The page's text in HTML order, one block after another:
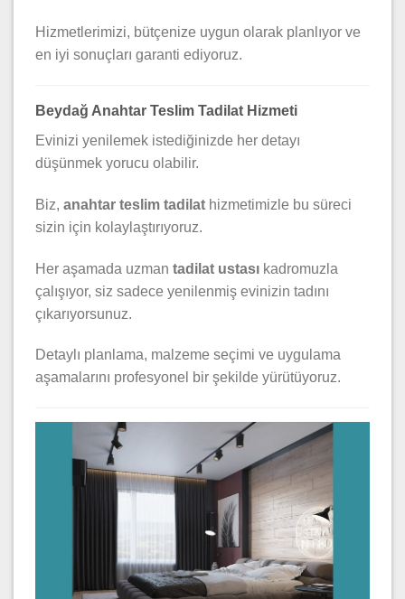
Hizmetlerimizi, bütçenize uygun olarak planlıyor ve
en iyi sonuçları garanti ediyoruz.
Beydağ Anahtar Teslim Tadilat Hizmeti
Evinizi yenilemek istediğinizde her detayı
düşünmek yorucu olabilir.
Biz, anahtar teslim tadilat hizmetimizle bu süreci
sizin için kolaylaştırıyoruz.
Her aşamada uzman tadilat ustası kadromuzla
çalışıyor, siz sadece yenilenmiş evinizin tadını
çıkarıyorsunuz.
Detaylı planlama, malzeme seçimi ve uygulama
aşamalarını profesyonel bir şekilde yürütüyoruz.